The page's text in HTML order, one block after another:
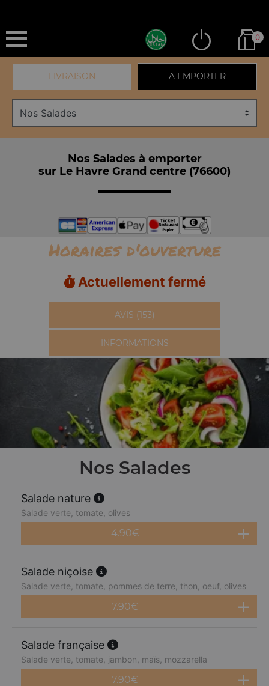
0
LIVRAISON A EMPORTER
Nos Salades à emporter
sur Le Havre Grand centre (76600)
Horaires d'ouverture
Actuellement fermé
AVIS (153)
INFORMATIONS
Nos Salades
Salade nature
Salade verte, tomate, olives
4.90€
Salade niçoise
Salade verte, tomate, pommes de terre, thon, oeuf, olives
7.90€
Salade française
Salade verte, tomate, jambon, maïs, mozzarella
7.90€